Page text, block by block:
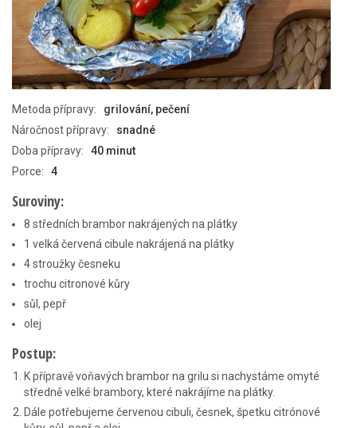
Metoda přípravy:
grilování, pečení
Náročnost přípravy:
snadné
Doba přípravy:
40 minut
Porce:
4
Suroviny:
8 středních brambor nakrájených na plátky
1 velká červená cibule nakrájená na plátky
4 stroužky česneku
trochu citronové kůry
sůl, pepř
olej
Postup:
K přípravě voňavých brambor na grilu si nachystáme omyté
středně velké brambory, které nakrájíme na plátky.
Dále potřebujeme červenou cibuli, česnek, špetku citrónové